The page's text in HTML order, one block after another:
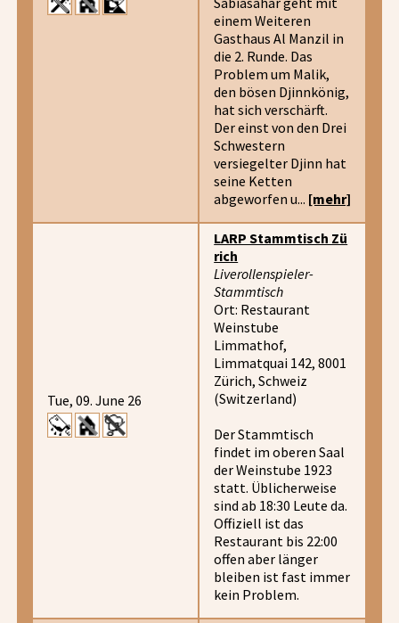
einem Weiteren
Gasthaus Al Manzil in
die 2. Runde. Das
Problem um Malik,
den bösen Djinnkönig,
hat sich verschärft.
Der einst von den Drei
Schwestern
versiegelter Djinn hat
seine Ketten
abgeworfen u... [mehr]
Tue, 09. June 26
LARP Stammtisch Zü
rich
Liverollenspieler-
Stammtisch
Ort: Restaurant
Weinstube
Limmathof,
Limmatquai 142, 8001
Zürich, Schweiz
(Switzerland)
Der Stammtisch
findet im oberen Saal
der Weinstube 1923
statt. Üblicherweise
sind ab 18:30 Leute da.
Offiziell ist das
Restaurant bis 22:00
offen aber länger
bleiben ist fast immer
kein Problem.